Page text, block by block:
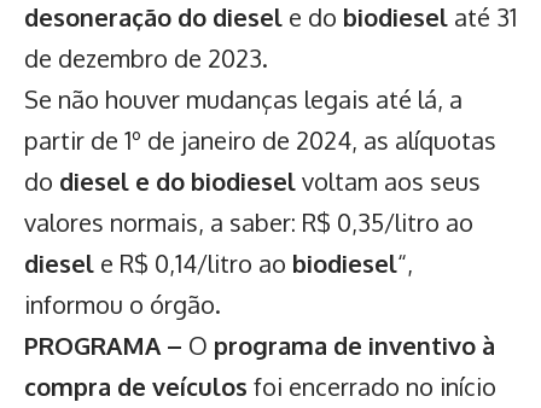
desoneração do diesel e do biodiesel até 31
de dezembro de 2023.
Se não houver mudanças legais até lá, a
partir de 1º de janeiro de 2024, as alíquotas
do diesel e do biodieselvoltam aos seus
valores normais, a saber: R$ 0,35/litro ao
diesel e R$ 0,14/litro ao biodiesel“,
informou o órgão.
PROGRAMA – O programa de inventivo à
compra de veículos foi encerrado no início